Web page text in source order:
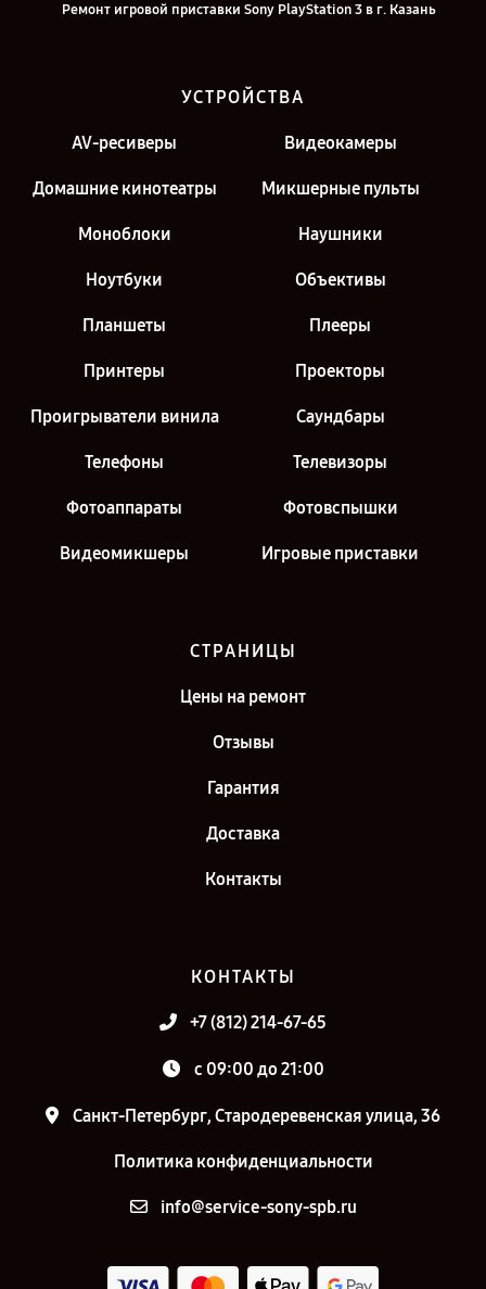
Ремонт игровой приставки Sony PlayStation 3 в г. Казань
УСТРОЙСТВА
AV-ресиверы Видеокамеры
Домашние кинотеатры Микшерные пульты
Моноблоки Наушники
Ноутбуки Объективы
Планшеты Плееры
Принтеры Проекторы
Проигрыватели винила Саундбары
Телефоны Телевизоры
Фотоаппараты Фотовспышки
Видеомикшеры Игровые приставки
СТРАНИЦЫ
Цены на ремонт
Отзывы
Гарантия
Доставка
Контакты
КОНТАКТЫ
+7 (812) 214-67-65
c 09:00 до 21:00
Санкт-Петербург, Стародеревенская улица, 36
Политика конфиденциальности
info@service-sony-spb.ru